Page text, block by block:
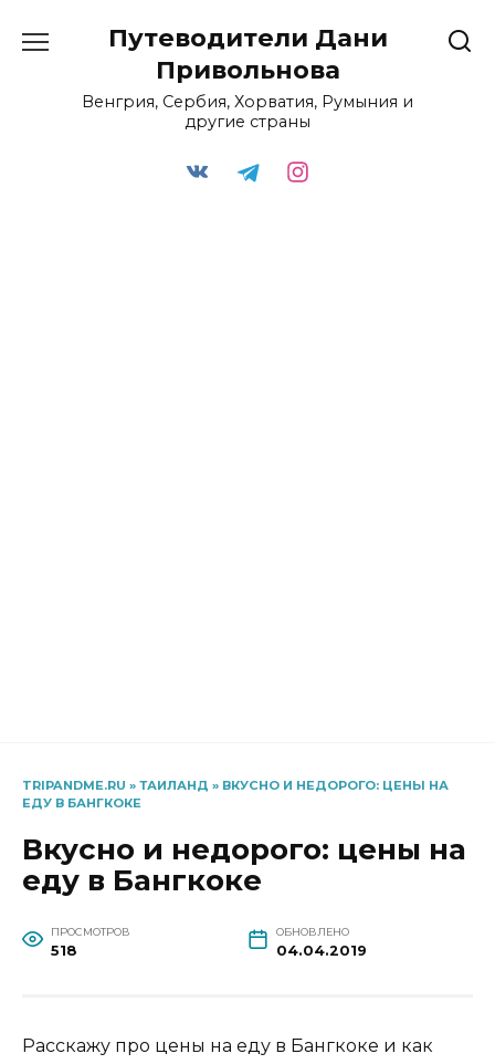
Путеводители Дани
Привольнова
Венгрия, Сербия, Хорватия, Румыния и
другие страны
TRIPANDME.RU » ТАИЛАНД » ВКУСНО И НЕДОРОГО: ЦЕНЫ НА
ЕДУ В БАНГКОКЕ
Вкусно и недорого: цены на
еду в Бангкоке
ПРОСМОТРОВ
518
ОБНОВЛЕНО
04.04.2019
Расскажу про цены на еду в Бангкоке и как